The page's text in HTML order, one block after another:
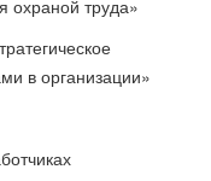
охраной труда»
в организации»